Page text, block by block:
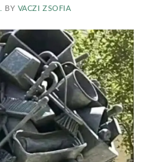
BY VACZI ZSOFIA